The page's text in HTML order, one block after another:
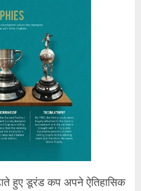
हुए डूरंड कप अपने ऐतिहासिक